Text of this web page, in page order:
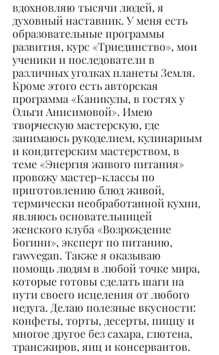
вдохновляю тысячи людей, я
духовный наставник. У меня есть
образовательные программы
развития, курс «Триединство», мои
ученики и последователи в
различных уголках планеты Земля.
Кроме этого есть авторская
программа «Каникулы, в гостях у
Ольги Анисимовой». Имею
творческую мастерскую, где
занимаюсь рукоделием, кулинарным
и кондитерским мастерством, в
теме «Энергия живого питания»
провожу мастер-классы по
приготовлению блюд живой,
термически необработанной кухни,
являюсь основательницей
женского клуба «Возрождение
Богини», эксперт по питанию,
rawvegan. Также я оказываю
помощь людям в любой точке мира,
которые готовы сделать шаги на
пути своего исцеления от любого
недуга. Делаю полезные вкусности:
конфеты, торты, десерты, пиццу и
многое другое без сахара, глютена,
трансжиров, яиц и консервантов.